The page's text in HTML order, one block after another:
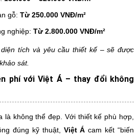
gỗ: Từ 250.000 VNĐ/m²
nghiệp: Từ 2.800.000 VNĐ/m²
tích và yêu cầu thiết kế – sẽ được
sát.
phí với Việt Á – thay đổi không
là không thể đẹp. Với thiết kế phù hợp,
đúng kỹ thuật, Việt Á cam kết “biến